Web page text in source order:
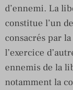
d’ennemi. La
constitue l’un
consacrés par
l’exercice
ennemis de la
notamment la